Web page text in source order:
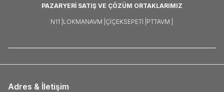
PAZARYERİ SATIŞ VE ÇÖZÜM ORTAKLARIMIZ
N11 | LOKMANAVM | ÇIÇEKSEPETI | PTTAVM |
Adres & İletişim